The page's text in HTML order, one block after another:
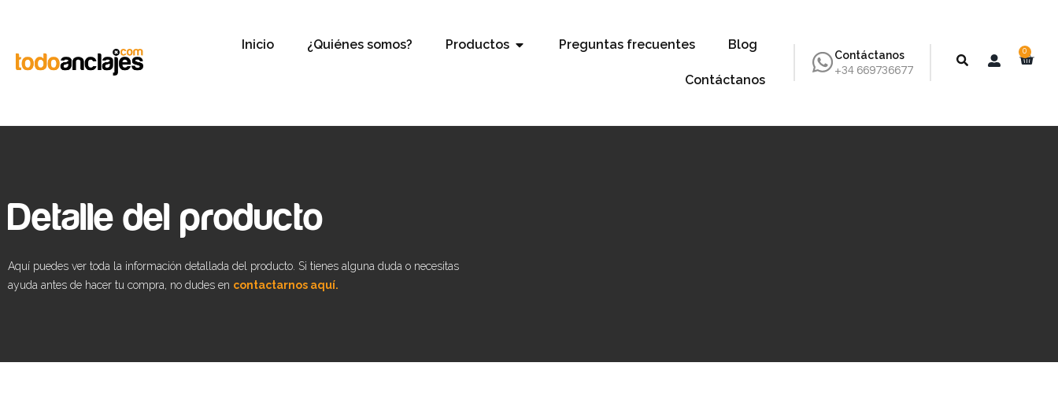
Inicio ¿Quiénes somos? Productos Preguntas frecuentes Blog
Contáctanos
Contáctanos
+34 669736677
0
Detalle del producto
Aquí puedes ver toda la información detallada del producto. Si tienes alguna duda o necesitas
ayuda antes de hacer tu compra, no dudes en contactarnos aquí.